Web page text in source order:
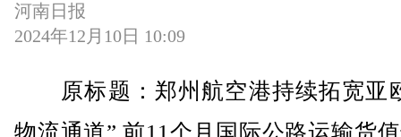
河南日报
2024年12月10日 10:09
原标题：郑州航空港持续拓宽亚
物流通道” 前11个月国际公路运输货